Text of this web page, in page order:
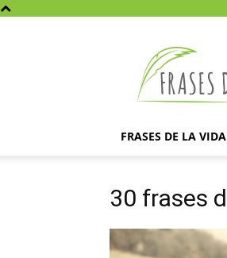
FRASES DE LA VIDA
30 frases